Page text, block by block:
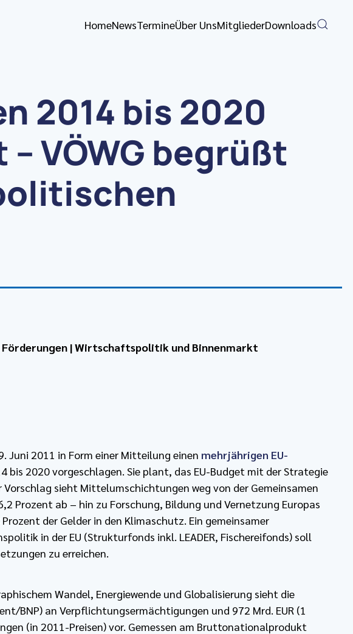
HomeNewsTermineÜber UnsMitgliederDownloads
2014 bis 2020
VÖWG begrüßt
Förderungen |Wirtschaftspolitik und Binnenmarkt
Juni 2011 in Form einer Mitteilung einen mehrjährigen EU-
bis 2020 vorgeschlagen. Sie plant, das EU-Budget mit der Strategie
Vorschlag sieht Mittelumschichtungen weg von der Gemeinsamen
Prozent ab – hin zu Forschung, Bildung und Vernetzung Europas
der Gelder in den Klimaschutz. Ein gemeinsamer
in der EU (Strukturfonds inkl. LEADER, Fischereifonds) soll
zu erreichen.
Wandel, Energiewende und Globalisierung sieht die
BNP) an Verpflichtungsermächtigungen und 972 Mrd. EUR (1
(in 2011-Preisen) vor. Gemessen am Bruttonationalprodukt